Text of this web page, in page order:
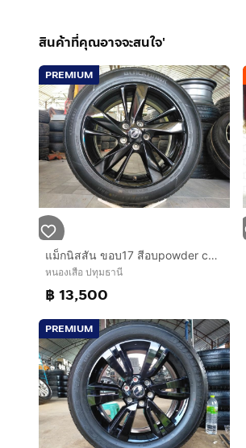
สินค้าที่คุณอาจจะสนใจ'
PREMIUM
แม็กนิสสัน ขอบ17 สีอบpowder coat พร้อมยางblackhawk 215 55 17 ปี24 ยางสวยทุกเส้น ตุ่มหน้ายางยังอยู่ ใส่ทีน่า เทียน่า จุ๊ค รุ่นอื่นๆ 5 รู114
หนองเสือ ปทุมธานี
฿ 13,500
PREMIUM